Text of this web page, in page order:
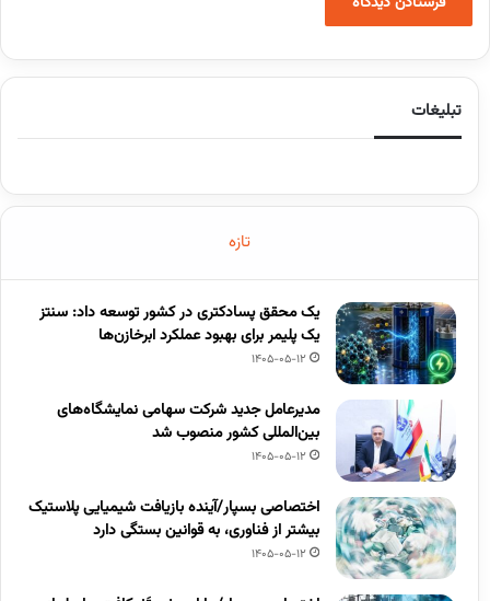
تبلیغات
تازه
یک محقق پسادکتری در کشور توسعه داد: سنتز
یک پلیمر برای بهبود عملکرد ابرخازن‌ها
1405-05-12
مدیرعامل جدید شرکت سهامی نمایشگاه‌های
بین‌المللی کشور منصوب شد
1405-05-12
اختصاصی بسپار/آینده بازیافت شیمیایی پلاستیک
بیشتر از فناوری، به قوانین بستگی دارد
1405-05-12